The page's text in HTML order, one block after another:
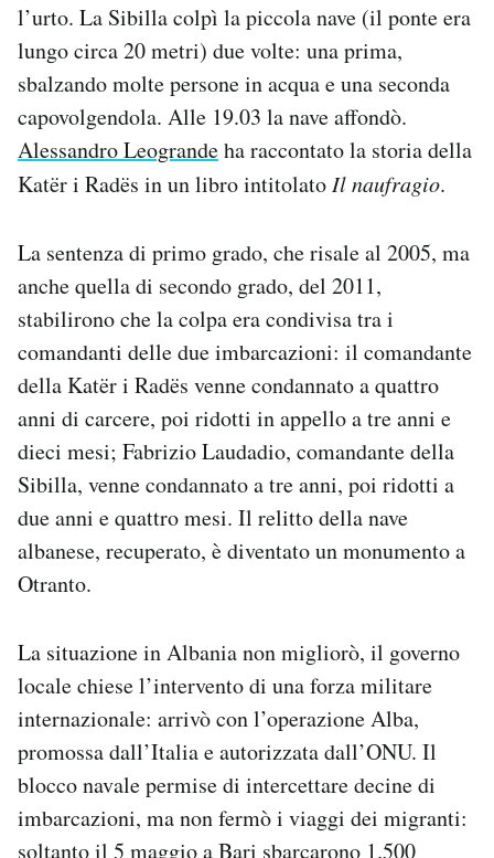
l’urto. La Sibilla colpì la piccola nave (il ponte era
lungo circa 20 metri) due volte: una prima,
sbalzando molte persone in acqua e una seconda
capovolgendola. Alle 19.03 la nave affondò.
Alessandro Leograndeha raccontato la storia della
Katër i Radës in un libro intitolato Il naufragio.
La sentenza di primo grado, che risale al 2005, ma
anche quella di secondo grado, del 2011,
stabilirono che la colpa era condivisa tra i
comandanti delle due imbarcazioni: il comandante
della Katër i Radës venne condannato a quattro
anni di carcere, poi ridotti in appello a tre anni e
dieci mesi; Fabrizio Laudadio, comandante della
Sibilla, venne condannato a tre anni, poi ridotti a
due anni e quattro mesi. Il relitto della nave
albanese, recuperato, è diventato un monumento a
Otranto.
La situazione in Albania non migliorò, il governo
locale chiese l’intervento di una forza militare
internazionale: arrivò con l’operazione Alba,
promossa dall’Italia e autorizzata dall’ONU. Il
blocco navale permise di intercettare decine di
imbarcazioni, ma non fermò i viaggi dei migranti:
soltanto il 5 maggio a Bari sbarcarono 1.500